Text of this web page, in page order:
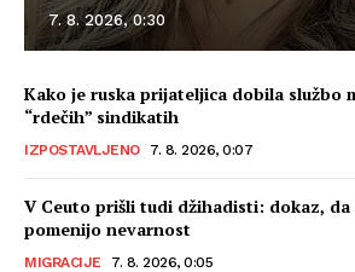
7. 8. 2026, 0:30
Kako je ruska prijateljica dobila službo
“rdečih” sindikatih
IZPOSTAVLJENO 7. 8. 2026, 0:07
V Ceuto prišli tudi džihadisti: dokaz,
pomenijo nevarnost
MIGRACIJE 7. 8. 2026, 0:05